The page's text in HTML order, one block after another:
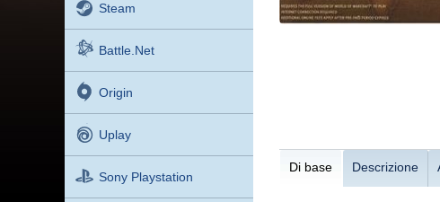
Steam
Battle.net
Origin
Uplay
Sony Playstation
Di base Descrizione